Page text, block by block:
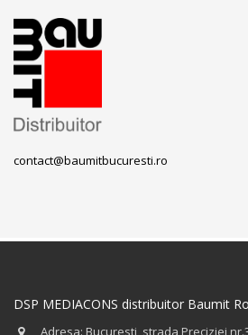
contact@baumitbucuresti.ro
DSP MEDIACONS distribuitor Baumit
Adresa: Bucuresti, strada Preciziei